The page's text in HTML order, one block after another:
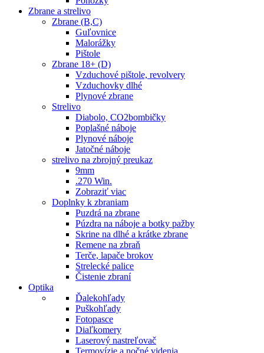
Zbrane a strelivo
Zbrane (B,C)
Guľovnice
Malorážky
Pištole
Zbrane 18+ (D)
Vzduchové pištole, revolvery
Vzduchovky dlhé
Plynové zbrane
Strelivo
Diabolo, CO2bombičky
Poplašné náboje
Plynové náboje
Jatočné náboje
strelivo na zbrojný preukaz
9mm
.270 Win.
Zobraziť viac
Doplnky k zbraniam
Puzdrá na zbrane
Púzdra na náboje a botky pažby
Skrine na dlhé a krátke zbrane
Remene na zbraň
Terče, lapače brokov
Strelecké palice
Čistenie zbraní
Optika
Ďalekohľady
Puškohľady
Fotopasce
Diaľkomery
Laserový nastreľovač
Termovízie a nočné videnia